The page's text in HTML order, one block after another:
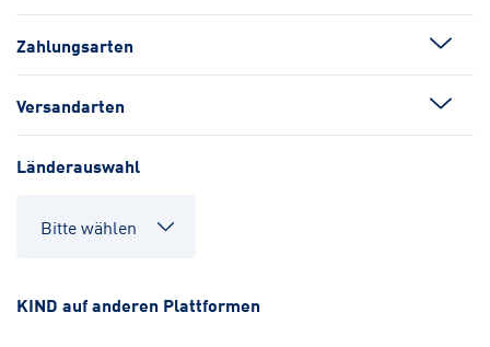
Zahlungsarten
Versandarten
Länderauswahl
KIND auf anderen Plattformen